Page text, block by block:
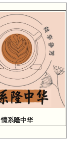
情系隆中华